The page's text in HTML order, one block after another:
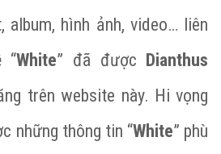
hình ảnh, video… liên
“White” đã được Dianthus
trên website này. Hi vọng
những thông tin “White” phù